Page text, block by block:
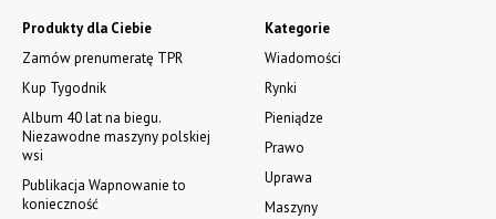
Kategorie
Wiadomości
Rynki
Pieniądze
Prawo
Uprawa
Maszyny
Produkty dla Ciebie
Zamów prenumeratę TPR
Kup Tygodnik
Album 40 lat na biegu.
Niezawodne maszyny polskiej
wsi
Publikacja Wapnowanie to
konieczność